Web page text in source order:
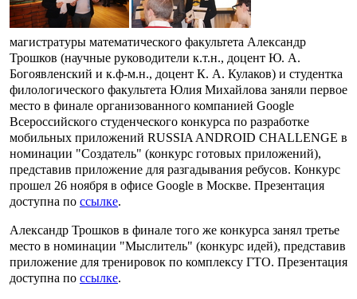
магистратуры математического факультета Александр
Трошков (научные руководители к.т.н., доцент Ю. А.
Богоявленский и к.ф-м.н., доцент К. А. Кулаков) и студентка
филологического факультета Юлия Михайлова заняли первое
место в финале организованного компанией Google
Всероссийского студенческого конкурса по разработке
мобильных приложений RUSSIA ANDROID CHALLENGE в
номинации "Создатель" (конкурс готовых приложений),
представив приложение для разгадывания ребусов. Конкурс
прошел 26 ноября в офисе Google в Москве. Презентация
доступна по ссылке.
Александр Трошков в финале того же конкурса занял третье
место в номинации "Мыслитель" (конкурс идей), представив
приложение для тренировок по комплексу ГТО. Презентация
доступна по ссылке.